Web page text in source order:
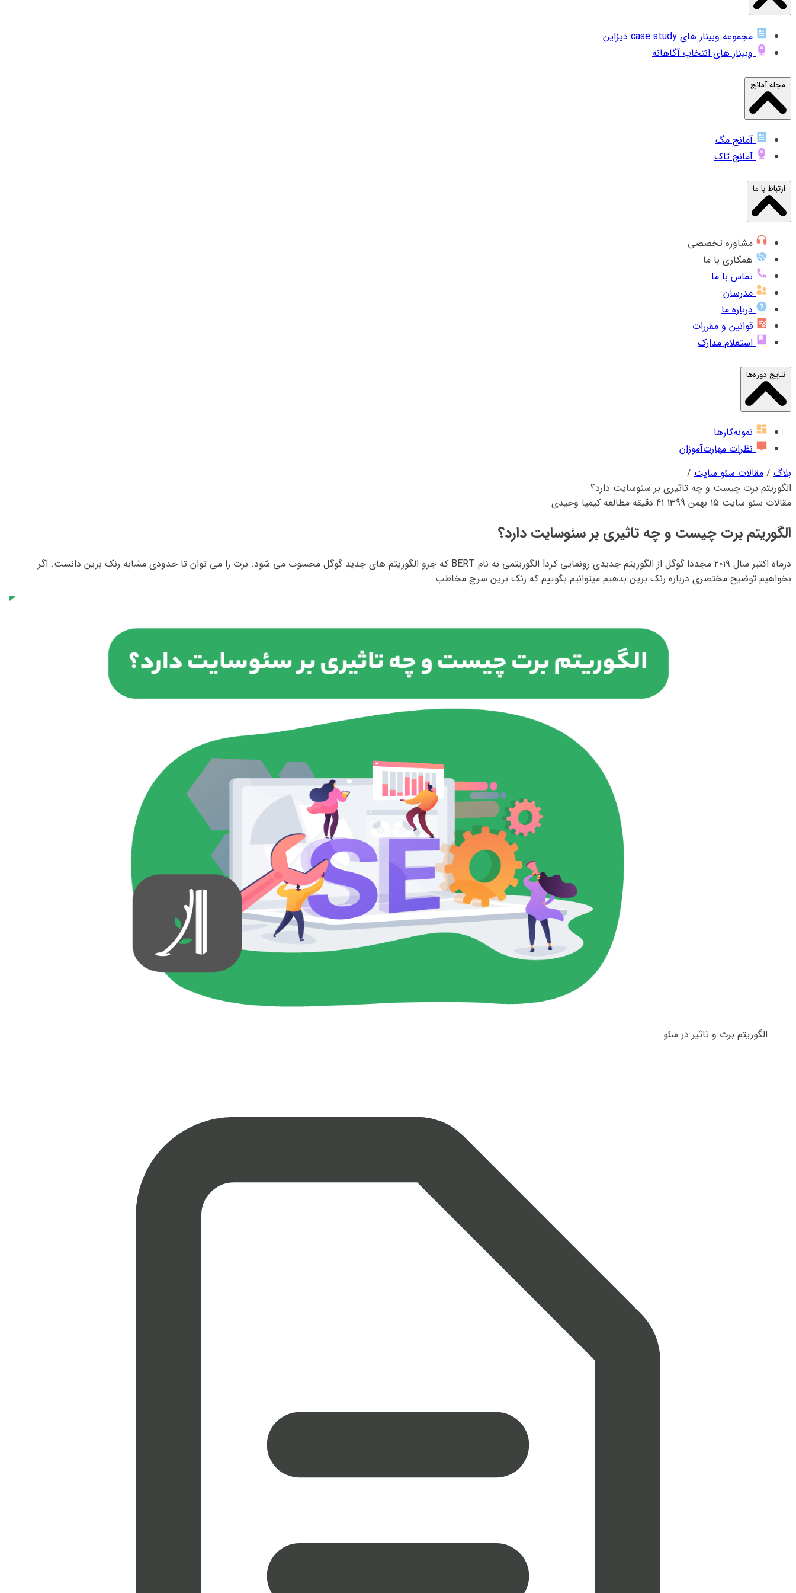
مجموعه وبینار های case study دیزاین
وبینار های انتخاب آگاهانه
مجله آمانج
آمانج مگ
آمانج تاک
ارتباط با ما
مشاوره تخصصی
همکاری با ما
تماس با ما
مدرسان
درباره ما
قوانین و مقررات
استعلام مدارک
نتایج دوره‌ها
نمونه‌کارها
نظرات مهارت‌آموزان
بلاگ / مقالات سئو سایت /
الگوریتم برت چیست و چه تاثیری بر سئوسایت دارد؟
مقالات سئو سایت 15 بهمن 1399 41 دقیقه مطالعه کیمیا وحیدی
الگوریتم برت چیست و چه تاثیری بر سئوسایت دارد؟
درماه اکتبر سال ۲۰۱۹ مجددا گوگل از الگوریتم جدیدی رونمایی کرد! الگوریتمی به نام BERT که جزو الگوریتم های جدید گوگل محسوب می شود. برت را می توان تا حدودی مشابه رنک برین دانست. اگر
بخواهیم توضیح مختصری درباره رنک برین بدهیم میتوانیم بگوییم که رنک برین سرچ مخاطب...
الگوریتم برت و تاثیر در سئو